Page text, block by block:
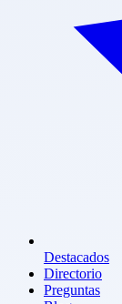
Destacados
Directorio
Preguntas